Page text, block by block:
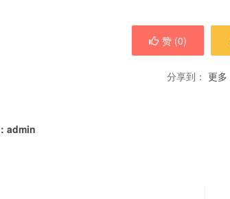
赞 (0)
分享到： 更多
admin